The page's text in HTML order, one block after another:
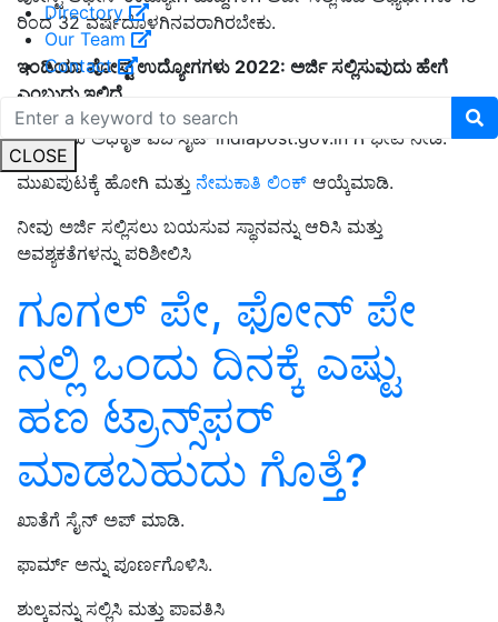
Directory
Our Team
Contact
CLOSE
ರಿಂದ 32 ವರ್ಷದೊಳಗಿನವರಾಗಿರಬೇಕು.
ಇಂಡಿಯಾ ಪೋಸ್ಟ್ ಉದ್ಯೋಗಗಳು 2022: ಅರ್ಜಿ ಸಲ್ಲಿಸುವುದು ಹೇಗೆ
ಎಂಬುದು ಇಲ್ಲಿದೆ
ಇಲಾಖೆಯ ಅಧಿಕೃತ ವೆಬ್‌ಸೈಟ್ indiapost.gov.in ಗೆ ಭೇಟಿ ನೀಡಿ.
ಮುಖಪುಟಕ್ಕೆ ಹೋಗಿ ಮತ್ತು ನೇಮಕಾತಿ ಲಿಂಕ್ ಆಯ್ಕೆಮಾಡಿ.
ನೀವು ಅರ್ಜಿ ಸಲ್ಲಿಸಲು ಬಯಸುವ ಸ್ಥಾನವನ್ನು ಆರಿಸಿ ಮತ್ತು
ಅವಶ್ಯಕತೆಗಳನ್ನು ಪರಿಶೀಲಿಸಿ
ಗೂಗಲ್‌ ಪೇ, ಫೋನ್‌ ಪೇ
ನಲ್ಲಿ ಒಂದು ದಿನಕ್ಕೆ ಎಷ್ಟು
ಹಣ ಟ್ರಾನ್ಸ್‌ಫರ್‌
ಮಾಡಬಹುದು ಗೊತ್ತೆ?
ಖಾತೆಗೆ ಸೈನ್ ಅಪ್ ಮಾಡಿ.
ಫಾರ್ಮ್ ಅನ್ನು ಪೂರ್ಣಗೊಳಿಸಿ.
ಶುಲ್ಕವನ್ನು ಸಲ್ಲಿಸಿ ಮತ್ತು ಪಾವತಿಸಿ